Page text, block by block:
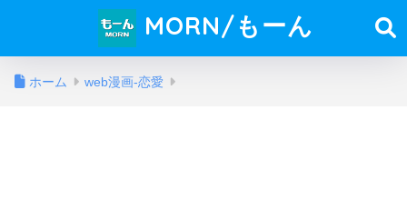
MORN/もーん
ホーム web漫画-恋愛